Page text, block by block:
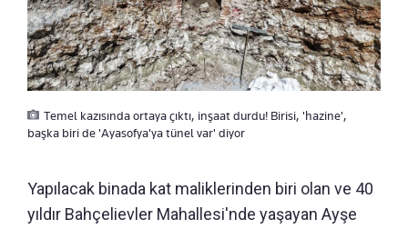
Temel kazısında ortaya çıktı, inşaat durdu! Birisi, 'hazine',
başka biri de 'Ayasofya'ya tünel var' diyor
Yapılacak binada kat maliklerinden biri olan ve 40
yıldır Bahçelievler Mahallesi'nde yaşayan Ayşe